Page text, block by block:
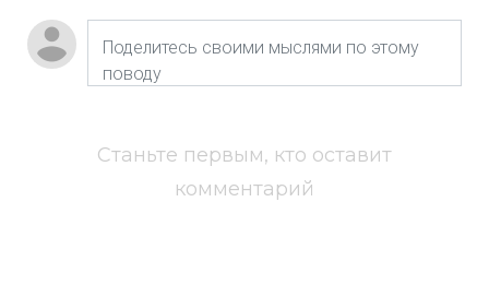
Станьте первым, кто оставит
комментарий